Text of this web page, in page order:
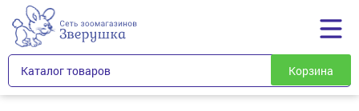
Каталог товаров Корзина